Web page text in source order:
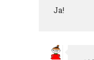
Ja!